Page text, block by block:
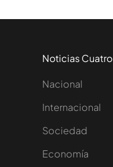
Noticias Cuatro
Nacional
Internacional
Sociedad
Economía